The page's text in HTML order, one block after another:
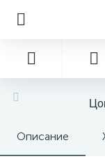
Описание